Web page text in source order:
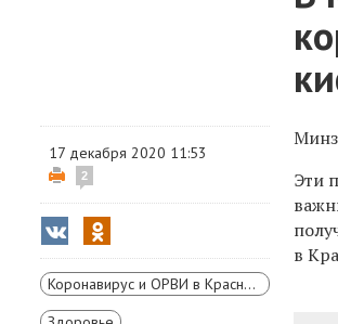
17 декабря 2020 11:53
2
Коронавирус и ОРВИ в Красноярском крае
Эти
в